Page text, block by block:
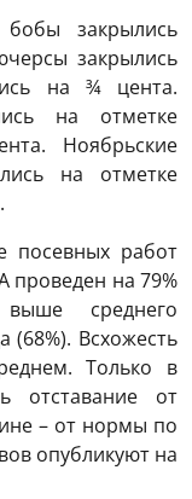
закрылись
закрылись
на ¾ цента.
на отметке
Ноябрьские
на отметке
посевных работ
проведен на 79%
среднего
(68%). Всхожесть
Только в
отставание от
– от нормы по
опубликуют на